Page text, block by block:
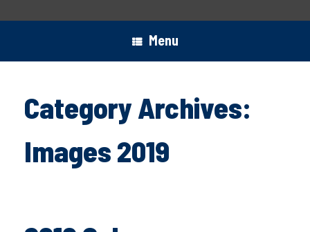
Menu
Category Archives:
Images 2019